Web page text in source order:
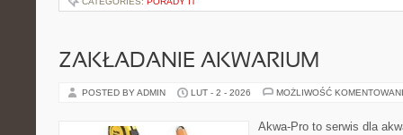
ZAKŁADANIE AKWARIUM
POSTED BY ADMIN LUT - 2 - 2026 MOŻLIWOŚĆ
Akwa-Pro to serwis dla